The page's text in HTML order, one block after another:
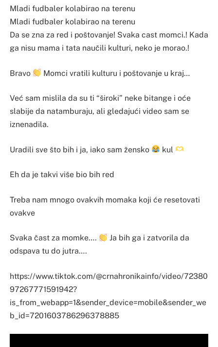
Mladi fudbaler kolabirao na terenu
Mladi fudbaler kolabirao na terenu
Da se zna za red i poštovanje! Svaka cast momci.! Kada
ga nisu mama i tata naučili kulturi, neko je morao.!
Bravo Momci vratili kulturu i poštovanje u kraj…
Već sam mislila da su ti “široki” neke bitange i oće
slabije da natamburaju, ali gledajući video sam se
iznenadila.
Uradili sve što bih i ja, iako sam žensko kul
Eh da je takvi više bio bih red
Treba nam mnogo ovakvih momaka koji će resetovati
ovakve
Svaka čast za momke….
Ja bih ga i zatvorila da
odspava tu do jutra….
https://www.tiktok.com/@crnahronikainfo/video/72380
97267771591942?
is_from_webapp=1&sender_device=mobile&sender_we
b_id=7201603786296378885